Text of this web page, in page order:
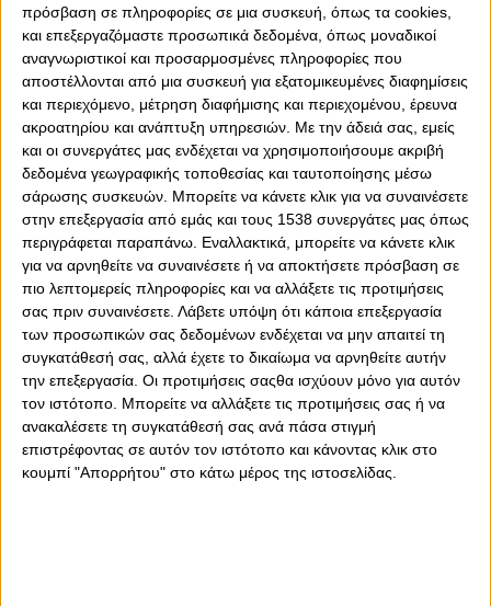
πρόσβαση σε πληροφορίες σε μια συσκευή, όπως τα cookies,
και επεξεργαζόμαστε προσωπικά δεδομένα, όπως μοναδικοί
αναγνωριστικοί και προσαρμοσμένες πληροφορίες που
αποστέλλονται από μια συσκευή για εξατομικευμένες διαφημίσεις
και περιεχόμενο, μέτρηση διαφήμισης και περιεχομένου, έρευνα
ακροατηρίου και ανάπτυξη υπηρεσιών. Με την άδειά σας, εμείς
και οι συνεργάτες μας ενδέχεται να χρησιμοποιήσουμε ακριβή
δεδομένα γεωγραφικής τοποθεσίας και ταυτοποίησης μέσω
σάρωσης συσκευών. Μπορείτε να κάνετε κλικ για να συναινέσετε
στην επεξεργασία από εμάς και τους 1538 συνεργάτες μας όπως
περιγράφεται παραπάνω. Εναλλακτικά, μπορείτε να κάνετε κλικ
για να αρνηθείτε να συναινέσετε ή να αποκτήσετε πρόσβαση σε
πιο λεπτομερείς πληροφορίες και να αλλάξετε τις προτιμήσεις
σας πριν συναινέσετε. Λάβετε υπόψη ότι κάποια επεξεργασία
των προσωπικών σας δεδομένων ενδέχεται να μην απαιτεί τη
συγκατάθεσή σας, αλλά έχετε το δικαίωμα να αρνηθείτε αυτήν
την επεξεργασία. Οι προτιμήσεις σαςθα ισχύουν μόνο για αυτόν
τον ιστότοπο. Μπορείτε να αλλάξετε τις προτιμήσεις σας ή να
ανακαλέσετε τη συγκατάθεσή σας ανά πάσα στιγμή
επιστρέφοντας σε αυτόν τον ιστότοπο και κάνοντας κλικ στο
κουμπί "Απορρήτου" στο κάτω μέρος της ιστοσελίδας.
0 0
Με κόσμο θα διεξαχθεί το ματς του ΠΑΟΚ με τον
Ολυμπιακό στη Τούμπα, για την 23ηαγωνιστική, με βάση
το νέο πρόγραμμα της Stoiximan Super League. Την
Τετάρτη (27/12), οι ομάδες της Λίγκας συζήτησαν
σχετικά με την τοποθέτηση εμβόλιμης αγωνιστικής και
έναρξης των πλέι οφ, το πρώτο Σαββατοκύριακο του
Μαρτίου.
Έτσι, το ΠΑΟΚ-Ολυμπιακός του δεύτερου γύρου της